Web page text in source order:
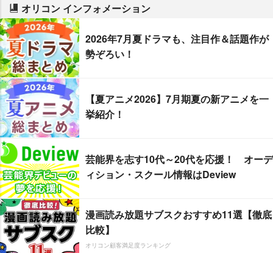
オリコン インフォメーション
2026年7月夏ドラマも、注目作＆話題作が
勢ぞろい！
【夏アニメ2026】7月期夏の新アニメを一
挙紹介！
芸能界を志す10代～20代を応援！ オーデ
ィション・スクール情報はDeview
漫画読み放題サブスクおすすめ11選【徹底
比較】
オリコン顧客満足度ランキング